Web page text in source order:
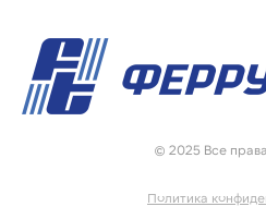
© 2025 Все
Политика